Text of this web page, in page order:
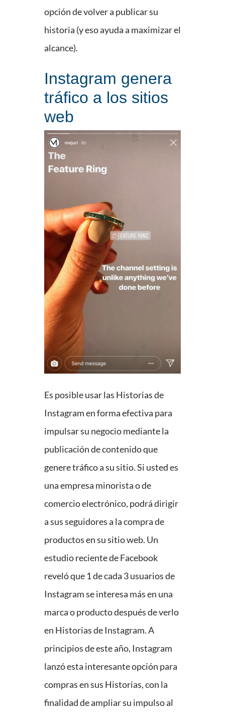
opción de volver a publicar su
historia (y eso ayuda a maximizar el
alcance).
Instagram genera
tráfico a los sitios
web
Es posible usar las Historias de
Instagram en forma efectiva para
impulsar su negocio mediante la
publicación de contenido que
genere tráfico a su sitio. Si usted es
una empresa minorista o de
comercio electrónico, podrá dirigir
a sus seguidores a la compra de
productos en su sitio web. Un
estudio reciente de Facebook
reveló que 1 de cada 3 usuarios de
Instagram se interesa más en una
marca o producto después de verlo
en Historias de Instagram. A
principios de este año, Instagram
lanzó esta interesante opción para
compras en sus Historias, con la
finalidad de ampliar su impulso al